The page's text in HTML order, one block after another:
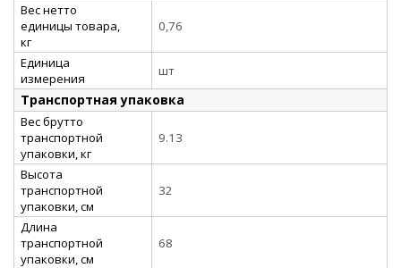
Вес нетто
единицы товара,
кг
0,76
Единица
измерения
шт
Транспортная упаковка
Вес брутто
транспортной
упаковки, кг
9.13
Высота
транспортной
упаковки, см
32
Длина
транспортной
упаковки, см
68